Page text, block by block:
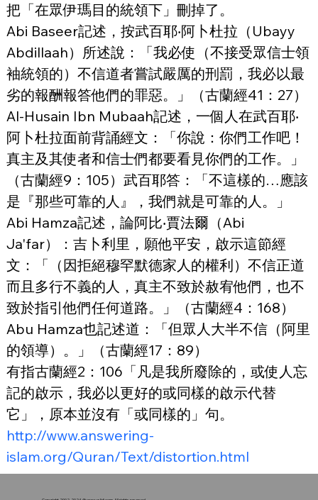
把「在眾伊瑪目的統領下」刪掉了。
Abi Baseer記述，按武百耶‧阿卜杜拉（Ubayy
Abdillaah）所述說：「我必使（不接受眾信士領
袖統領的）不信道者嘗試嚴厲的刑罰，我必以最
劣的報酬報答他們的罪惡。」（古蘭經41：27）
Al-Husain Ibn Mubaah記述，一個人在武百耶‧
阿卜杜拉面前背誦經文：「你說：你們工作吧！
真主及其使者和信士們都要看見你們的工作。」
（古蘭經9：105）武百耶答：「不這樣的…應該
是『那些可靠的人』，我們就是可靠的人。」
Abi Hamza記述，論阿比‧賈法爾（Abi
Ja'far）：吉卜利里，願他平安，啟示這節經
文：「（因拒絕穆罕默德家人的權利）不信正道
而且多行不義的人，真主不致於赦宥他們，也不
致於指引他們任何道路。」（古蘭經4：168）
Abu Hamza也記述道：「但眾人大半不信（阿里
的領導）。」（古蘭經17：89）
有指古蘭經2：106「凡是我所廢除的，或使人忘
記的啟示，我必以更好的或同樣的啟示代替
它」，原本並沒有「或同樣的」句。
http://www.answering-
islam.org/Quran/Text/distortion.html